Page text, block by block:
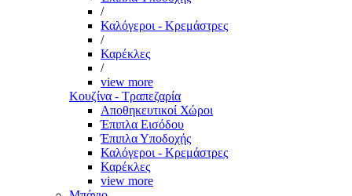
/
Καλόγεροι - Κρεμάστρες
/
Καρέκλες
/
view more
Κουζίνα - Τραπεζαρία
Αποθηκευτικοί Χώροι
Έπιπλα Εισόδου
Έπιπλα Υποδοχής
Καλόγεροι - Κρεμάστρες
Καρέκλες
view more